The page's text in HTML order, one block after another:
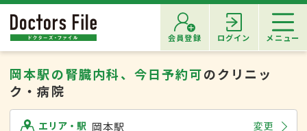
会員登録 ログイン メニュー
岡本駅の腎臓内科、今日予約可のクリニッ
ク・病院
エリア・駅 岡本駅 変更